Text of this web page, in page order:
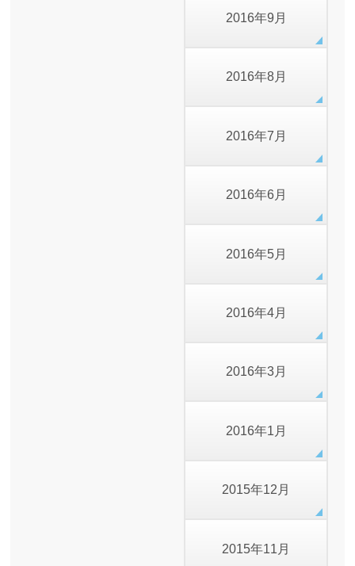
2016年9月
2016年8月
2016年7月
2016年6月
2016年5月
2016年4月
2016年3月
2016年1月
2015年12月
2015年11月